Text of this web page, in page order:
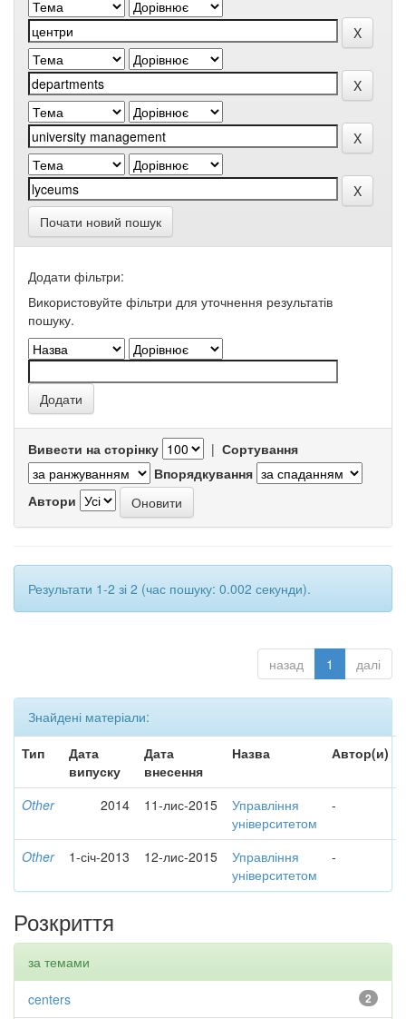
Почати новий пошук
Додати фільтри:
Використовуйте фільтри для уточнення результатів
пошуку.
Вивести на сторінку | Сортування
Впорядкування
Автори
Результати 1-2 зі 2 (час пошуку: 0.002 секунди).
назад 1 далі
Знайдені матеріали:
Тип
Дата
випуску
Дата
внесення
Назва Автор(и)
Other 2014 11-лис-2015
Управління
університетом
-
Other 1-січ-2013 12-лис-2015
Управління
університетом
-
Розкриття
за темами
2
centers